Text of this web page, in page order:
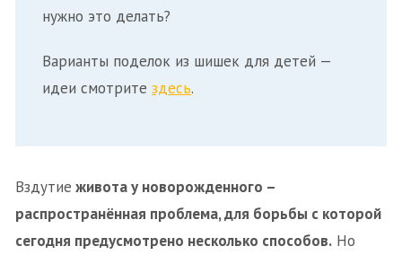
нужно это делать?
Варианты поделок из шишек для детей —
идеи смотрите здесь.
Вздутие живота у новорожденного –
распространённая проблема, для борьбы с которой
сегодня предусмотрено несколько способов. Но